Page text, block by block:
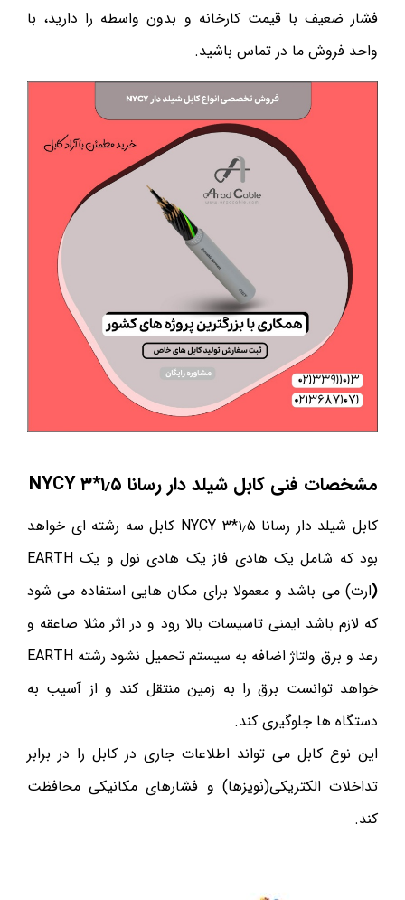
فشار ضعیف با قیمت کارخانه و بدون واسطه را دارید، با
واحد فروش ما در تماس باشید.
مشخصات فنی کابل شیلد دار رسانا ۱٫۵*۳ NYCY
کابل شیلد دار رسانا ۱٫۵*۳ NYCY کابل سه رشته ای خواهد
بود که شامل یک هادی فاز یک هادی نول و یک EARTH
(ارت) می باشد و معمولا برای مکان هایی استفاده می شود
که لازم باشد ایمنی تاسیسات بالا رود و در اثر مثلا صاعقه و
رعد و برق ولتاژ اضافه به سیستم تحمیل نشود رشته EARTH
خواهد توانست برق را به زمین منتقل کند و از آسیب به
دستگاه ها جلوگیری کند.
این نوع کابل می تواند اطلاعات جاری در کابل را در برابر
تداخلات الکتریکی(نویزها) و فشارهای مکانیکی محافظت
کند.